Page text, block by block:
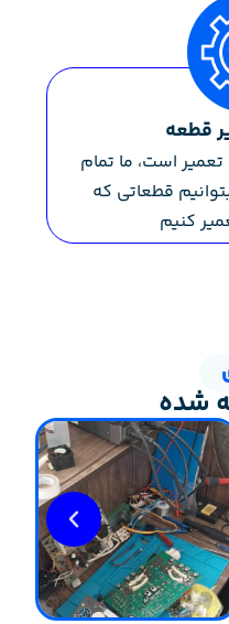
قطعه
است، ما تمام
قطعاتی که
کنیم
شده